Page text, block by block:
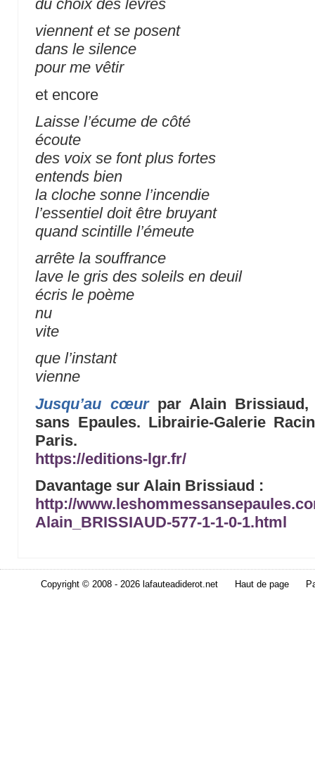
du choix des lèvres
viennent et se posent
dans le silence
pour me vêtir
et encore
Laisse l’écume de côté
écoute
des voix se font plus fortes
entends bien
la cloche sonne l’incendie
l’essentiel doit être bruyant
quand scintille l’émeute
arrête la souffrance
lave le gris des soleils en deuil
écris le poème
nu
vite
que l’instant
vienne
Jusqu’au cœurpar Alain Brissiaud,
sans Epaules. Librairie-Galerie
Paris.
https://editions-lgr.fr/
Davantage sur Alain Brissiaud :
http://
Alain_BRISSIAUD-577-1-1-0-1.html
Copyright © 2008 - 2026 lafauteadiderot.net Haut de page